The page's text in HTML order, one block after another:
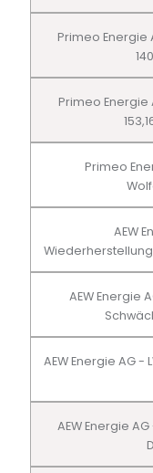
Primeo Energie
Primeo Energie
Primeo
AEW
AEW Energie
AEW Energie AG -
AEW Energie